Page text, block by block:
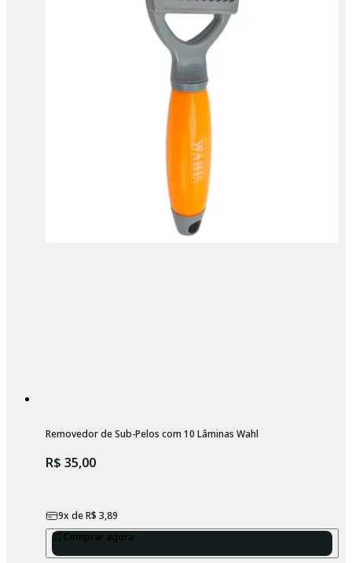
Removedor de Sub-Pelos com 10 Lâminas Wahl
R$ 35,00
9x deR$ 3,89
Comprar agora